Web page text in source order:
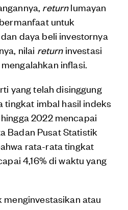
returnlumayan
untuk
daya beli investornya
nilai returninvestasi
inflasi.
yang telah disinggung
tingkat imbal hasil indeks
2022 mencapai
Badan Pusat Statistik
rata-rata tingkat
4,16% di waktu yang
atau